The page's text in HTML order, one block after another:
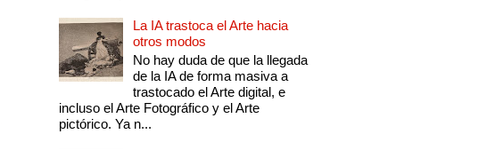
La IA trastoca el Arte hacia
otros modos
No hay duda de que la llegada
de la IA de forma masiva a
trastocado el Arte digital, e
incluso el Arte Fotográfico y el Arte
pictórico. Ya n...